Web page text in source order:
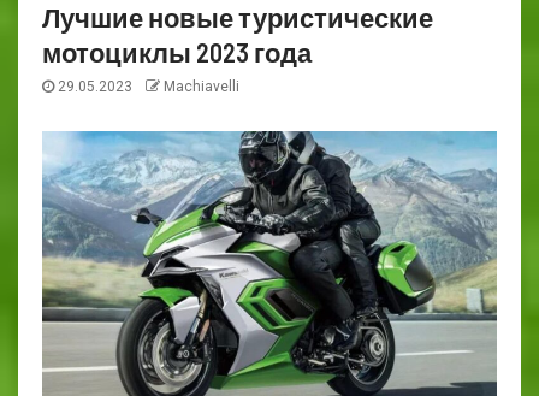
Лучшие новые туристические
мотоциклы 2023 года
29.05.2023 Machiavelli